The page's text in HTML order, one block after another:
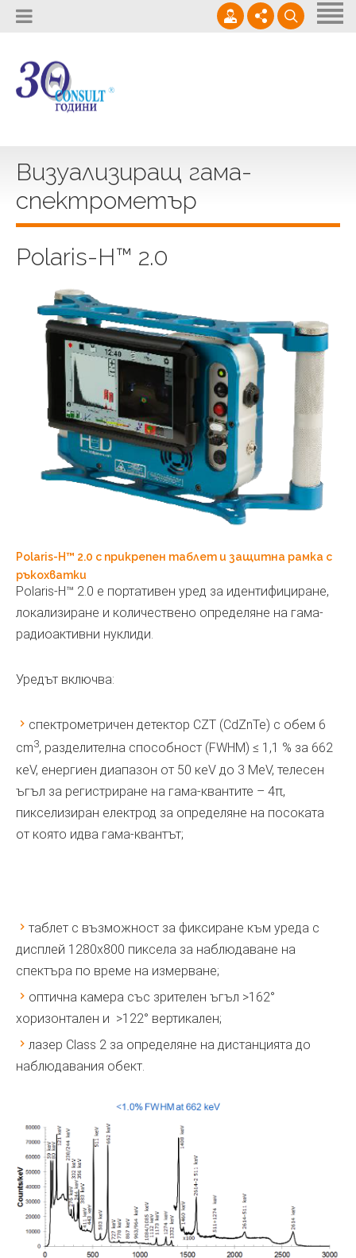
Новини
Кариери
Визуализиращ гама-
спектрометър
Polaris-H™ 2.0
Polaris-H™ 2.0 с прикрепен таблет и защитна рамка с
ръкохватки
Polaris-H™ 2.0 е портативен уред за идентифициране,
локализиране и количествено определяне на гама-
радиоактивни нуклиди.
Уредът включва:
спектрометричен детектор CZT (CdZnTe) с обем 6
cm3, разделителна способност (FWHM) ≤ 1,1 % за 662
кеV, енергиен диапазон от 50 кеV до 3 MeV, телесен
ъгъл за регистриране на гама-квантите – 4π,
пикселизиран електрод за определяне на посоката
от която идва гама-квантът;
таблет с възможност за фиксиране към уреда с
дисплей 1280х800 пиксела за наблюдаване на
спектъра по време на измерване;
оптична камера със зрителен ъгъл >162°
хоризонтален и >122° вертикален;
лазер Class 2 за определяне на дистанцията до
наблюдавания обект.